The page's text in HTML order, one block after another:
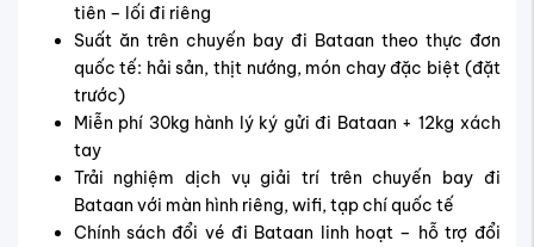
tiên – lối đi riêng
Suất ăn trên chuyến bay đi Bataan theo thực đơn
quốc tế: hải sản, thịt nướng, món chay đặc biệt (đặt
trước)
Miễn phí 30kg hành lý ký gửi đi Bataan + 12kg xách
tay
Trải nghiệm dịch vụ giải trí trên chuyến bay đi
Bataan với màn hình riêng, wifi, tạp chí quốc tế
Chính sách đổi vé đi Bataan linh hoạt – hỗ trợ đổi